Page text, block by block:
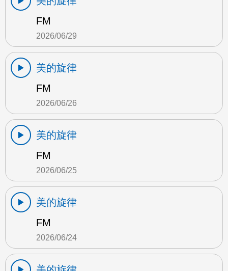
FM
2026/06/29
美的旋律
FM
2026/06/26
美的旋律
FM
2026/06/25
美的旋律
FM
2026/06/24